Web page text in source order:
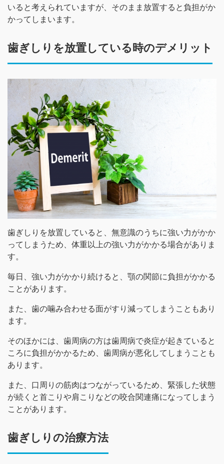
いると考えられていますが、そのまま放置すると負担がか
かってしまいます。
歯ぎしりを放置している時のデメリット
歯ぎしりを放置していると、無意識のうちに強い力がかか
ってしまうため、体重以上の強い力がかかる場合がありま
す。
毎日、強い力がかかり続けると、顎の関節に負担がかかる
ことがあります。
また、歯の噛み合わせる面がすり減ってしまうこともあり
ます。
そのほかには、歯周病の方は歯周病で炎症が起きていると
ころに負担がかかるため、歯周病が悪化してしまうことも
あります。
また、口周りの筋肉はつながっているため、緊張した状態
が続くと首こりや肩こりなどの咬合関連痛になってしまう
ことがあります。
歯ぎしりの治療方法